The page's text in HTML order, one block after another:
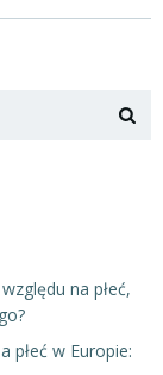
na płeć,
płeć w Europie: